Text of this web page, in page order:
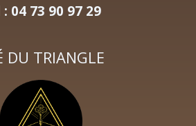
: 04 73 90 97 29
DU TRIANGLE